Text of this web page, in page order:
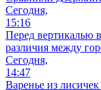
Сегодня,
15:16
Перед вертикалью
различия между
Сегодня,
14:47
Варенье из